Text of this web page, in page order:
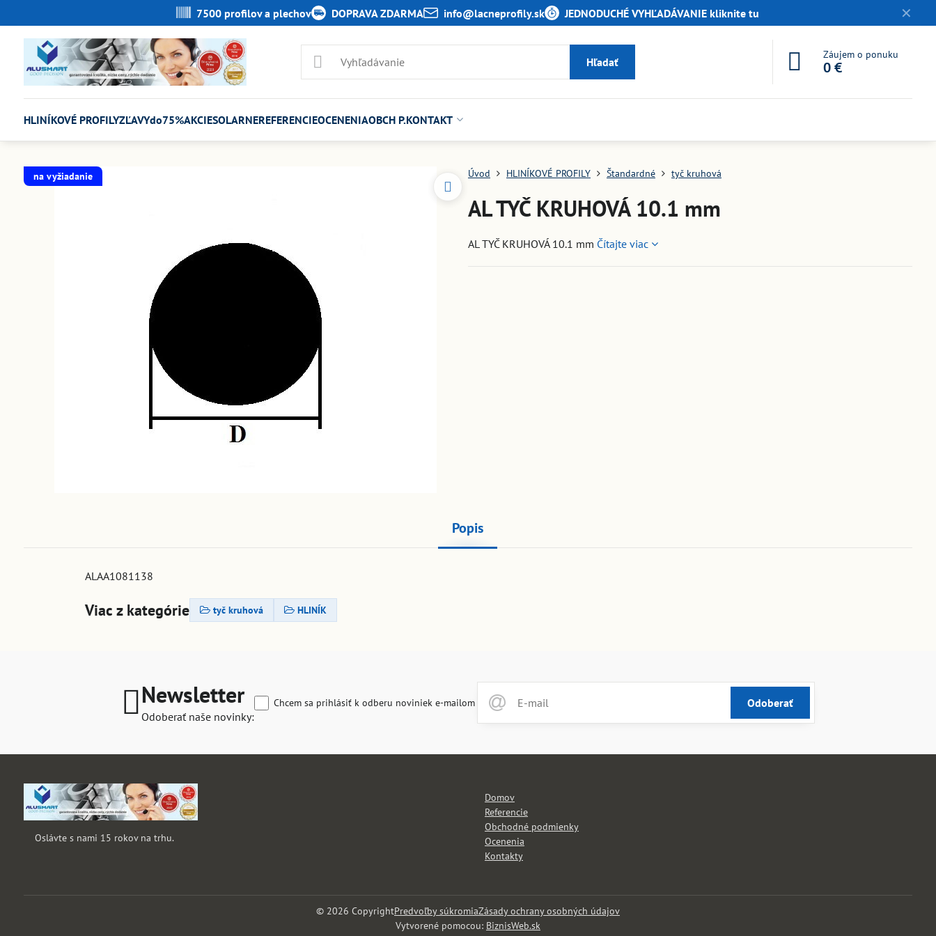
✕
7500 profilov a plechov DOPRAVA ZDARMA info​@lacneprofily​.sk JEDNODUCHÉ VYHĽADÁVANIE kliknite tu
Hľadať
Záujem o ponuku
0 €
HLINÍKOVÉ PROFILYZĽAVYdo75%AKCIESOLARNEREFERENCIEOCENENIAOBCH P.KONTAKT
na vyžiadanie Úvod HLINÍKOVÉ PROFILY Štandardné tyč kruhová
AL TYČ KRUHOVÁ 10.1 mm
AL TYČ KRUHOVÁ 10.1 mm Čítajte viac
Popis
ALAA1081138
Viac z kategórie tyč kruhová HLINÍK
Newsletter
Odoberať naše novinky:
Odoberať
Chcem sa prihlásiť k odberu noviniek e-mailom
Oslávte s nami 15 rokov na trhu.
Domov
Referencie
Obchodné podmienky
Ocenenia
Kontakty
© 2026 CopyrightPredvoľby súkromiaZásady ochrany osobných údajov
Vytvorené pomocou: BiznisWeb.sk